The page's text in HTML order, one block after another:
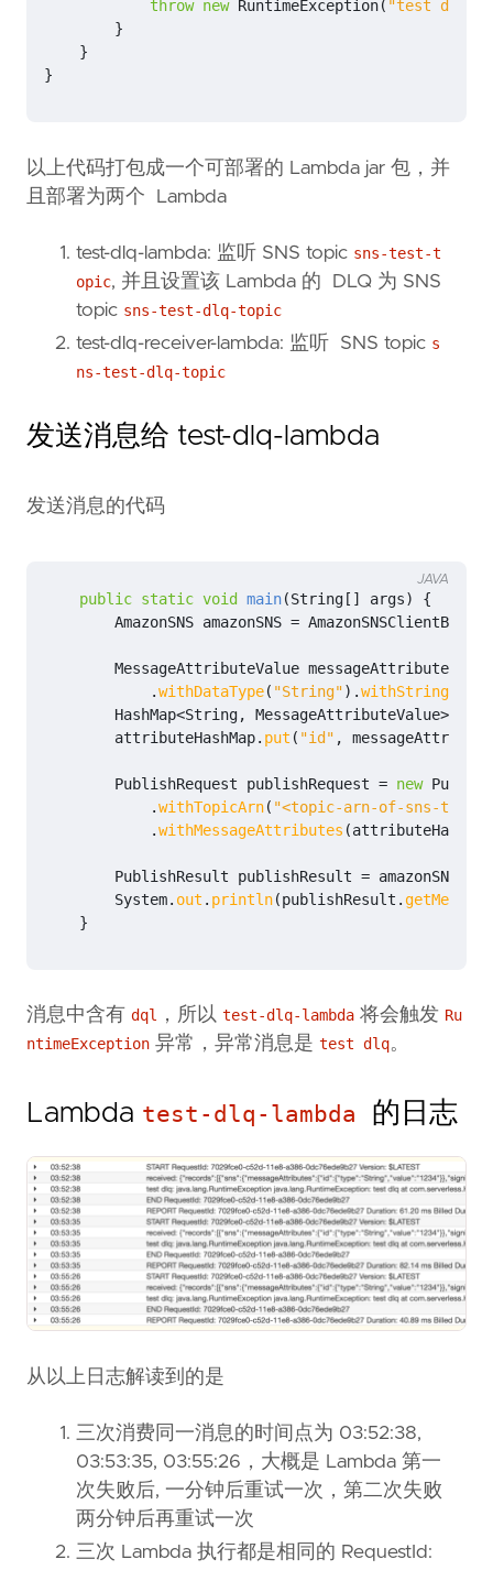
throw new RuntimeException( "test dlq"
}
}
}
以上代码打包成一个可部署的 Lambda jar 包，并
且部署为两个 Lambda
test-dlq-lambda: 监听 SNS topic sns-test-t
opic, 并且设置该 Lambda 的 DLQ 为 SNS
topic sns-test-dlq-topic
test-dlq-receiver-lambda: 监听 SNS topic s
ns-test-dlq-topic
发送消息给 test-dlq-lambda
发送消息的代码
public static void main(String[] args)
{
AmazonSNS amazonSNS =
MessageAttributeValue messageAttributeValue
.withDataType( "String").withStringValue
HashMap<String, MessageAttributeValue>
attributeHashMap. put ( "id" ,
PublishRequest publishRequest = new
.withTopicArn( "<topic-arn-of-sns-test-
.withMessageAttributes (attributeHashMap
PublishResult publishResult = amazonSNS
System. out . println(publishResult .
}
JAVA
消息中含有 dql ，所以 test-dlq-lambda 将会触发 Ru
ntimeException 异常，异常消息是 test dlq。
Lambda test-dlq-lambda 的日志
从以上日志解读到的是
三次消费同一消息的时间点为 03:52:38,
03:53:35, 03:55:26，大概是 Lambda 第一
次失败后, 一分钟后重试一次，第二次失败
两分钟后再重试一次
三次 Lambda 执行都是相同的 RequestId: